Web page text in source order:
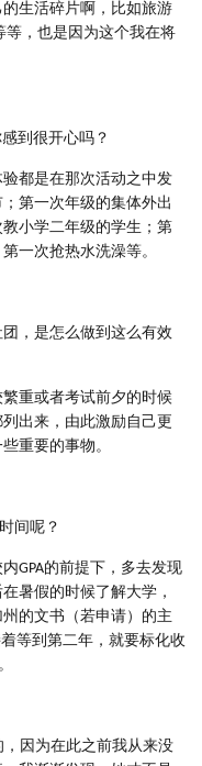
生活碎片啊，比如旅游
等，也是因为这个我在将
到很开心吗？
都是在那次活动之中发
第一次年级的集体外出
小学二年级的学生；第
一次抢热水洗澡等。
，是怎么做到这么有效
繁重或者考试前夕的时候
出来，由此激励自己更
重要的事物。
间呢？
GPA的前提下，多去发现
暑假的时候了解大学，
的文书（若申请）的主
等到第二年，就要标化收
因为在此之前我从来没